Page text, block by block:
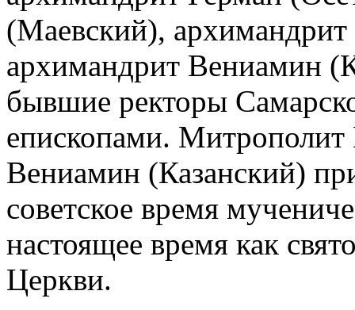
(Маевский),
архимандрит Вениамин
бывшие ректоры
епископами. Митрополит
Вениамин (Казанский)
советское время
настоящее время как
Церкви.